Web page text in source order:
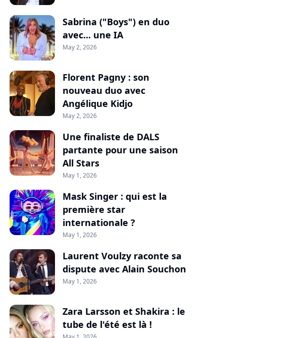
Sabrina ("Boys") en duo
avec... une IA
May 2, 2026
Florent Pagny : son
nouveau duo avec
Angélique Kidjo
May 2, 2026
Une finaliste de DALS
partante pour une saison
All Stars
May 1, 2026
Mask Singer : qui est la
première star
internationale ?
May 1, 2026
Laurent Voulzy raconte sa
dispute avec Alain Souchon
May 1, 2026
Zara Larsson et Shakira : le
tube de l'été est là !